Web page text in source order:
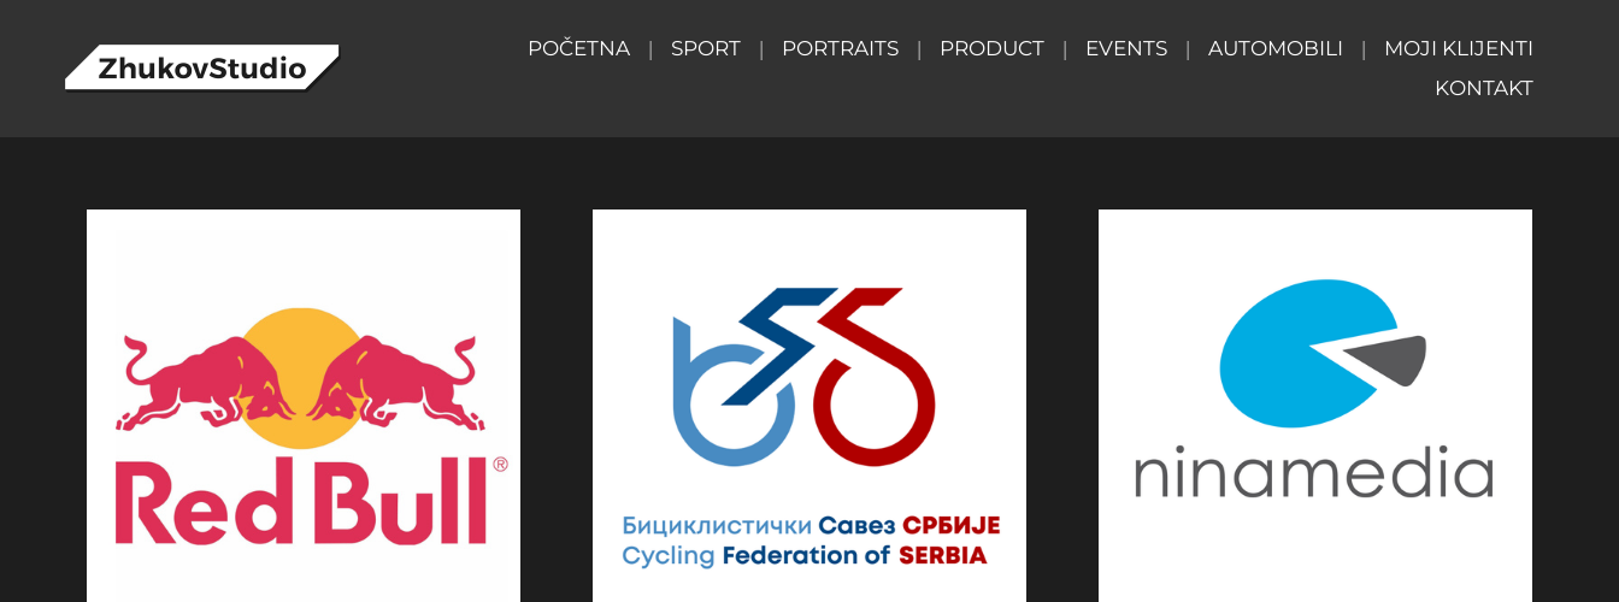
POČETNA SPORT PORTRAITS PRODUCT EVENTS AUTOMOBILI
MOJI KLIJENTI
KONTAKT